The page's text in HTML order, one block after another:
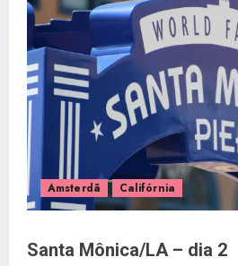
Amsterdã Califórnia
Santa Mônica/LA – dia 2